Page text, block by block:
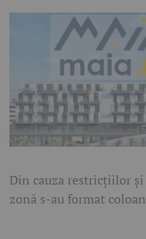
Din cauza restricțiilor
zonă s-au format